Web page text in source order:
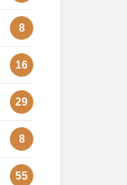
8
16
29
8
55